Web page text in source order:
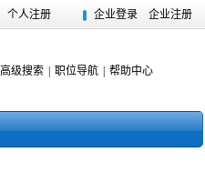
个人注册 企业登录 企业注册
高级搜索 职位导航 帮助中心